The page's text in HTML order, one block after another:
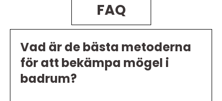
FAQ
Vad är de bästa metoderna
för att bekämpa mögel i
badrum?